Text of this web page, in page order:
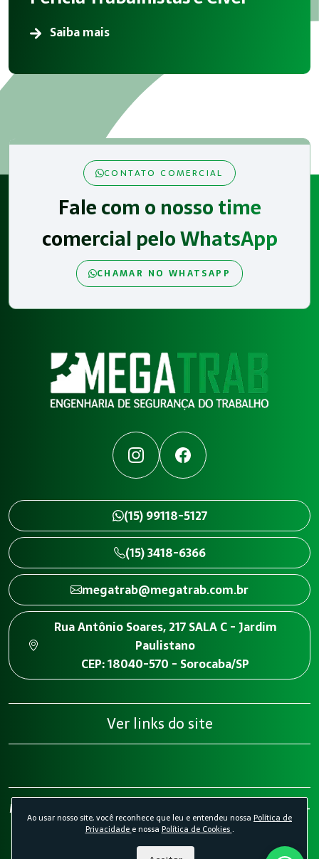
Saiba mais
CONTATO COMERCIAL
Fale com o nosso time
comercial pelo WhatsApp
CHAMAR NO WHATSAPP
InstagramFacebook
(15) 99118-5127
(15) 3418-6366
megatrab@megatrab.com.br
Rua Antônio Soares, 217 SALA C - Jardim
Paulistano
CEP: 18040-570 - Sorocaba/SP
Ver links do site
Megatrab - Engenharia de Segurança do Trabalho 2026 -
Todos os direitos reservados.Política de Privacidade.
Desenvolvido por Agência Kombi
Ao usar nosso site, você reconhece que leu e entendeu nossa Política de
Privacidade e nossa Política de Cookies.